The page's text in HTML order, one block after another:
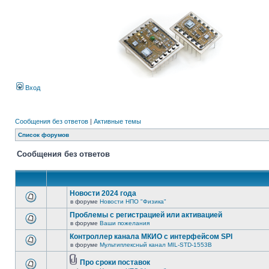
Вход
Сообщения без ответов | Активные темы
Список форумов
Сообщения без ответов
Новости 2024 года
в форуме Новости НПО "Физика"
Проблемы с регистрацией или активацией
в форуме Ваши пожелания
Контроллер канала МКИО с интерфейсом SPI
в форуме Мультиплексный канал MIL-STD-1553B
Про сроки поставок